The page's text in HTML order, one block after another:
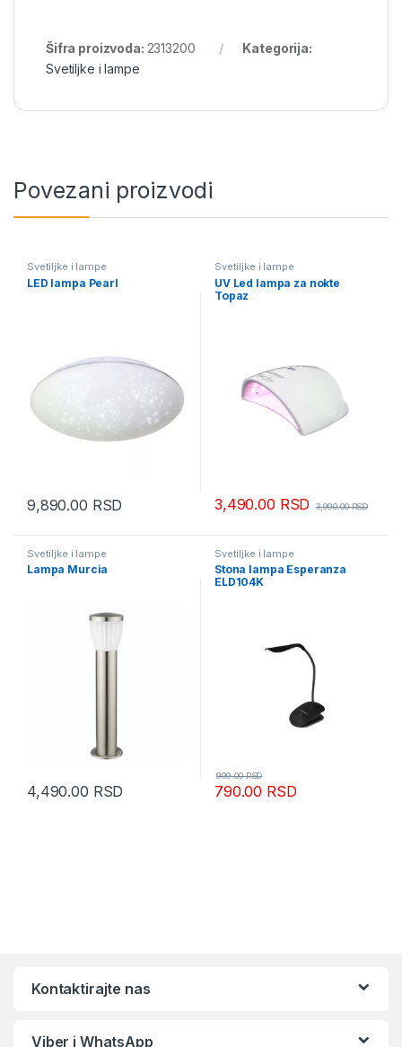
Šifra proizvoda: 2313200
Kategorija:
Svetiljke i lampe
Povezani proizvodi
Svetiljke i lampe
LED lampa Pearl
9,890.00 RSD
Svetiljke i lampe
UV Led lampa za nokte
Topaz
3,490.00 RSD 3,990.00RSD
Svetiljke i lampe
Lampa Murcia
4,490.00 RSD
Svetiljke i lampe
Stona lampa Esperanza
ELD104K
790.00 RSD
999.00RSD
Kontaktirajte nas
Viber i WhatsApp